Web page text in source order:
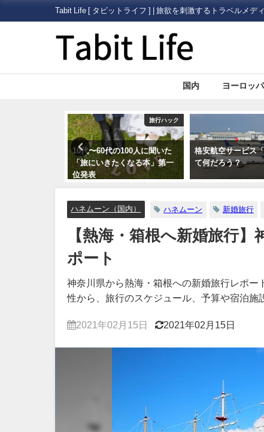
Tabit Life [ タビットライフ ] | 旅欲を刺激するトラベルメデ
国内 ヨーロッパ
旅行ハック
10代〜60代の100人に聞いた
「旅にいきたくなる本」第一
位発表
格安航空サービス
て何だろう？
ハネムーン（国内） ハネムーン 新婚旅行
【熱海・箱根へ新婚旅行
ポート
神奈川県から熱海・箱根への新婚旅行レポ
性から、旅行のスケジュール、予算や宿泊施
2021年02月15日 2021年02月15日